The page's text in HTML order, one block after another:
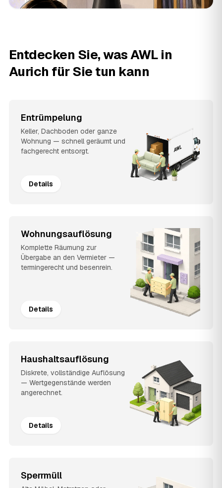
Entdecken Sie, was AWL in
Aurich für Sie tun kann
Entrümpelung
Keller, Dachboden oder ganze
Wohnung — schnell geräumt und
fachgerecht entsorgt.
Details
Wohnungsauflösung
Komplette Räumung zur
Übergabe an den Vermieter —
termingerecht und besenrein.
Details
Haushaltsauflösung
Diskrete, vollständige Auflösung
— Wertgegenstände werden
angerechnet.
Details
Sperrmüll